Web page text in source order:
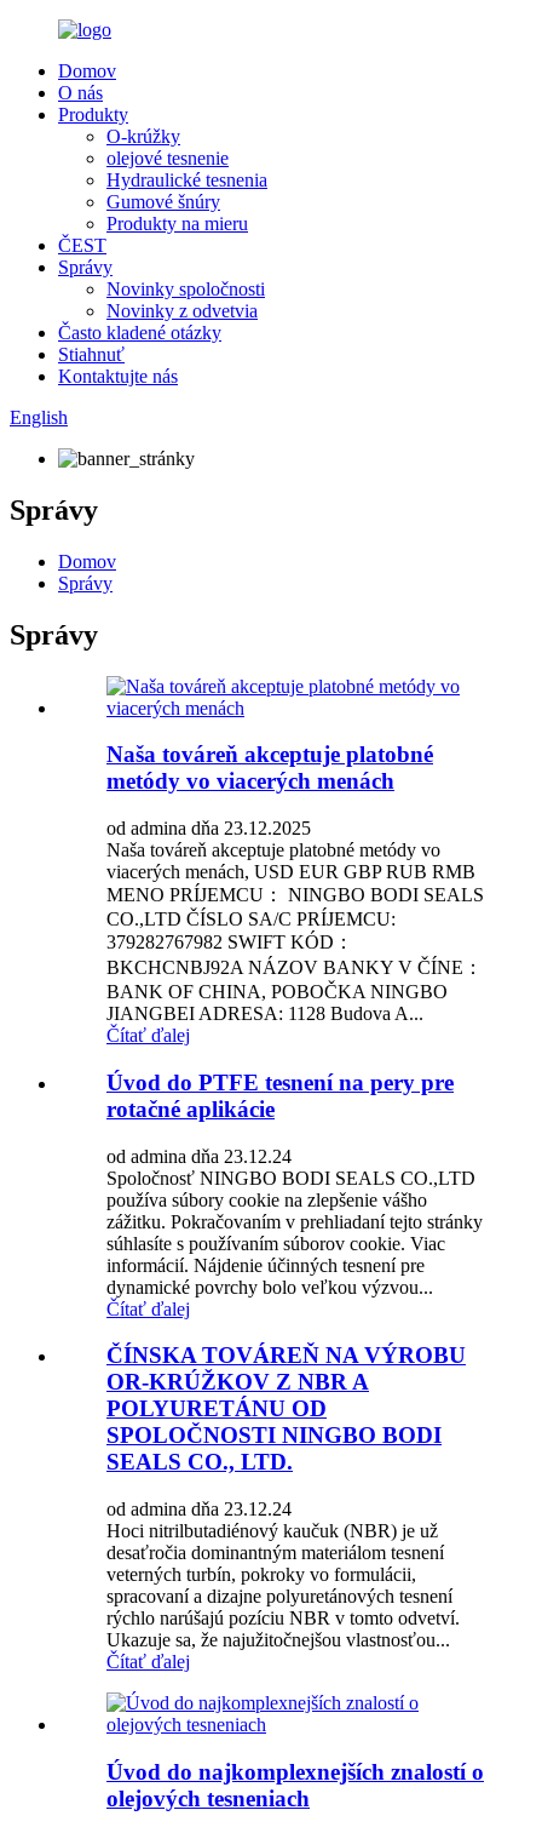
Domov
O nás
Produkty
O-krúžky
olejové tesnenie
Hydraulické tesnenia
Gumové šnúry
Produkty na mieru
ČEST
Správy
Novinky spoločnosti
Novinky z odvetvia
Často kladené otázky
Stiahnuť
Kontaktujte nás
English
Správy
Domov
Správy
Správy
Naša továreň akceptuje platobné
metódy vo viacerých menách
od admina dňa 23.12.2025
Naša továreň akceptuje platobné metódy vo
viacerých menách, USD EUR GBP RUB RMB
MENO PRÍJEMCU： NINGBO BODI SEALS
CO.,LTD ČÍSLO SA/C PRÍJEMCU:
379282767982 SWIFT KÓD：
BKCHCNBJ92A NÁZOV BANKY V ČÍNE：
BANK OF CHINA, POBOČKA NINGBO
JIANGBEI ADRESA: 1128 Budova A...
Čítať ďalej
Úvod do PTFE tesnení na pery pre
rotačné aplikácie
od admina dňa 23.12.24
Spoločnosť NINGBO BODI SEALS CO.,LTD
používa súbory cookie na zlepšenie vášho
zážitku. Pokračovaním v prehliadaní tejto stránky
súhlasíte s používaním súborov cookie. Viac
informácií. Nájdenie účinných tesnení pre
dynamické povrchy bolo veľkou výzvou...
Čítať ďalej
ČÍNSKA TOVÁREŇ NA VÝROBU
OR-KRÚŽKOV Z NBR A
POLYURETÁNU OD
SPOLOČNOSTI NINGBO BODI
SEALS CO., LTD.
od admina dňa 23.12.24
Hoci nitrilbutadiénový kaučuk (NBR) je už
desaťročia dominantným materiálom tesnení
veterných turbín, pokroky vo formulácii,
spracovaní a dizajne polyuretánových tesnení
rýchlo narúšajú pozíciu NBR v tomto odvetví.
Ukazuje sa, že najužitočnejšou vlastnosťou...
Čítať ďalej
Úvod do najkomplexnejších znalostí o
olejových tesneniach